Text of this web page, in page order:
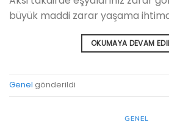
büyük maddi zarar yaşama
OKUMAYA DEVAM
Genel gönderildi
GENEL